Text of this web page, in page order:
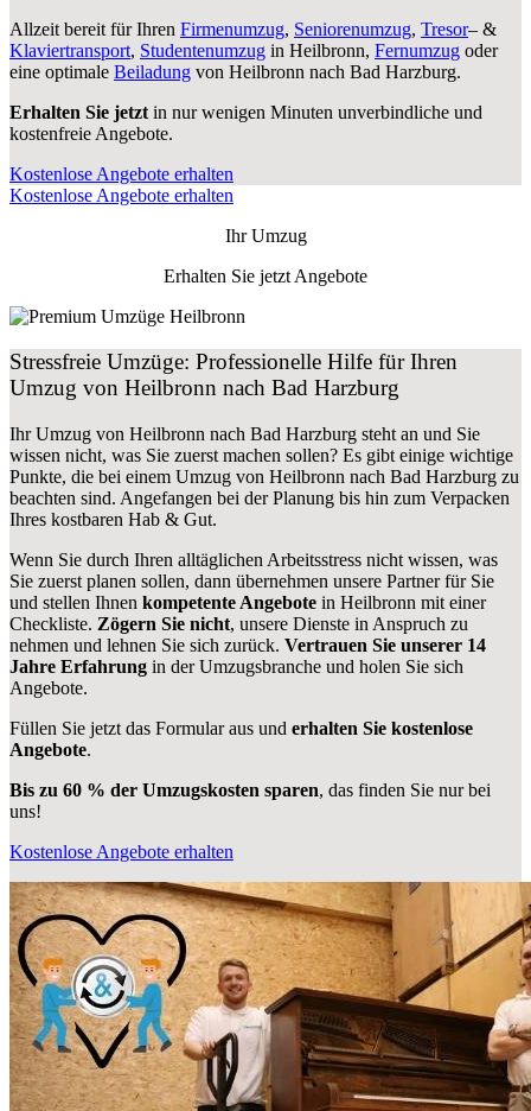
Allzeit bereit für Ihren Firmenumzug, Seniorenumzug, Tresor– &
Klaviertransport, Studentenumzug in Heilbronn, Fernumzug oder
eine optimale Beiladung von Heilbronn nach Bad Harzburg.
Erhalten Sie jetzt in nur wenigen Minuten unverbindliche und
kostenfreie Angebote.
Kostenlose Angebote erhalten
Kostenlose Angebote erhalten
Ihr Umzug
Erhalten Sie jetzt Angebote
Stressfreie Umzüge: Professionelle Hilfe für Ihren
Umzug von Heilbronn nach Bad Harzburg
Ihr Umzug von Heilbronn nach Bad Harzburg steht an und Sie
wissen nicht, was Sie zuerst machen sollen? Es gibt einige wichtige
Punkte, die bei einem Umzug von Heilbronn nach Bad Harzburg zu
beachten sind. Angefangen bei der Planung bis hin zum Verpacken
Ihres kostbaren Hab & Gut.
Wenn Sie durch Ihren alltäglichen Arbeitsstress nicht wissen, was
Sie zuerst planen sollen, dann übernehmen unsere Partner für Sie
und stellen Ihnen kompetente Angebote in Heilbronn mit einer
Checkliste. Zögern Sie nicht, unsere Dienste in Anspruch zu
nehmen und lehnen Sie sich zurück. Vertrauen Sie unserer 14
Jahre Erfahrung in der Umzugsbranche und holen Sie sich
Angebote.
Füllen Sie jetzt das Formular aus und erhalten Sie kostenlose
Angebote.
Bis zu 60 % der Umzugskosten sparen, das finden Sie nur bei
uns!
Kostenlose Angebote erhalten